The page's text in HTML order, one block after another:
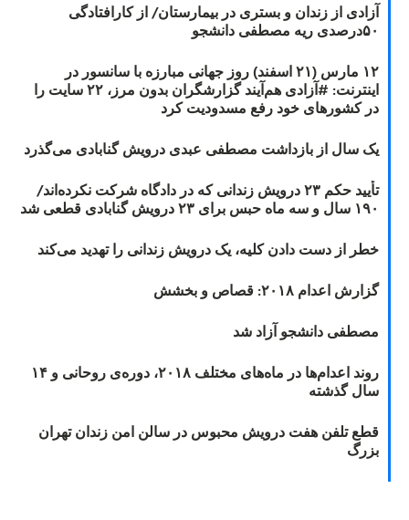
آزادی از زندان و بستری در بیمارستان/ از کارافتادگی
۵۰درصدی ریه مصطفی دانشجو
۱۲ مارس (۲۱ اسفند) روز جهانی مبارزه با سانسور در
اینترنت: #آزادی هم‌آیند گزارشگران‌ بدون مرز، ۲۲ سایت را
در کشورهای خود رفع مسدودیت کرد
یک سال از بازداشت مصطفی عبدی درویش گنابادی می‌گذرد
تأیید حکم ۲۳ درویش زندانی که در دادگاه شرکت نکرده‌اند/
۱۹۰ سال و سه ماه حبس برای ۲۳ درویش گنابادی قطعی شد
خطر از دست دادن کلیه، یک درویش زندانی را تهدید می‌کند
گزارش اعدام ۲۰۱۸: قصاص و بخشش
مصطفی دانشجو آزاد شد
روند اعدام‌ها در ماه‌های مختلف ۲۰۱۸، دوره‌ی روحانی و ۱۴
سال گذشته
قطع تلفن هفت درویش محبوس در سالن امن زندان تهران
بزرگ